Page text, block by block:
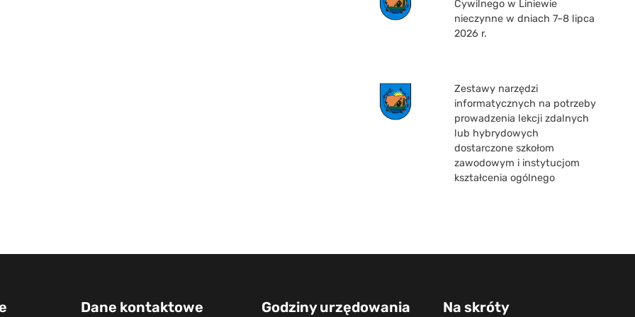
Cywilnego w Liniewie
nieczynne w dniach 7–8 lipca
2026 r.
Zestawy narzędzi
informatycznych na potrzeby
prowadzenia lekcji zdalnych
lub hybrydowych
dostarczone szkołom
zawodowym i instytucjom
kształcenia ogólnego
Dane kontaktowe Godziny urzędowania Na skróty